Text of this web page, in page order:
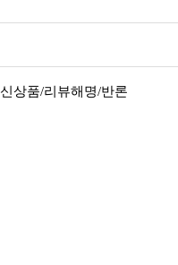
신상품/리뷰해명/반론